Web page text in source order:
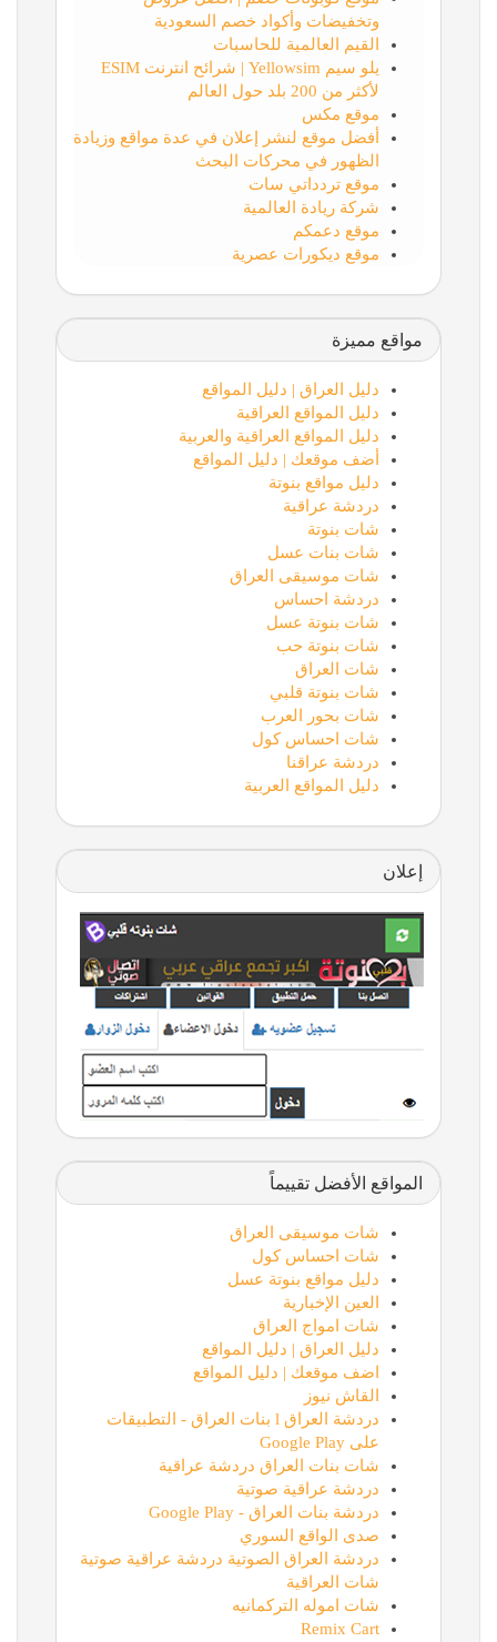
وتخفيضات وأكواد خصم السعودية
القيم العالمية للحاسبات
يلو سيم Yellowsim | شرائح انترنت ESIM
لأكثر من 200 بلد حول العالم
موقع مكس
أفضل موقع لنشر إعلان في عدة مواقع وزيادة
الظهور في محركات البحث
موقع تردداتي سات
شركة ريادة العالمية
موقع دعمكم
موقع ديكورات عصرية
مواقع مميزة
دليل العراق | دليل المواقع
دليل المواقع العراقية
دليل المواقع العراقية والعربية
أضف موقعك | دليل المواقع
دليل مواقع بنوتة
دردشة عراقية
شات بنوتة
شات بنات عسل
شات موسيقى العراق
دردشة احساس
شات بنوتة عسل
شات بنوتة حب
شات العراق
شات بنوتة قلبي
شات بحور العرب
شات احساس كول
دردشة عراقنا
دليل المواقع العربية
إعلان
المواقع الأفضل تقييماً
شات موسيقى العراق
شات احساس كول
دليل مواقع بنوتة عسل
العين الإخبارية
شات امواج العراق
دليل العراق | دليل المواقع
اضف موقعك | دليل المواقع
القاش نيوز
دردشة العراق l بنات العراق - التطبيقات
على Google Play
شات بنات العراق دردشة عراقية
دردشة عراقية صوتية
دردشة بنات العراق - Google Play
صدى الواقع السوري
دردشة العراق الصوتية دردشة عراقية صوتية
شات العراقية
شات اموله التركمانيه
Remix Cart